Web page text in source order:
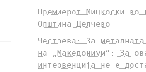
Премиерот Мицкоски во
Општина Делчево
Честоева: За металната
на „Македониум“: За
интервенција не е